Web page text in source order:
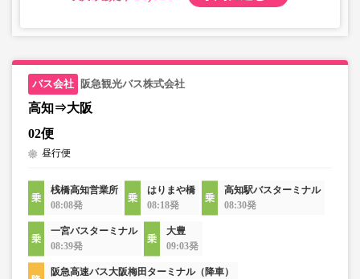
阪急観光バス株式会社
高知⇒大阪
02便
昼行便
桟橋高知営業所
08:08発
はりまや橋
08:18発
高知駅バスターミナル
08:30発
一宮バスターミナル
08:39発
大豊
09:03発
阪急高速バス大阪梅田ターミナル（降車）